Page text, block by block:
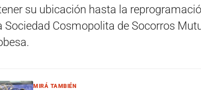
su ubicación hasta la
Sociedad Cosmopolita de Socorros
MIRÁ TAMBIÉN